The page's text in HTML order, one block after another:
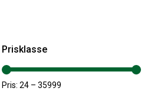
Prisklasse
Pris: 24 – 35999